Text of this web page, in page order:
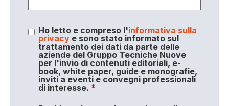
Ho letto e compreso l'informativa sulla
privacye sono stato informato sul
trattamento dei dati da parte delle
aziende del Gruppo Tecniche Nuove
per l'invio di contenuti editoriali, e-
book, white paper, guide e monografie,
inviti a eventi e convegni professionali
di interesse. *